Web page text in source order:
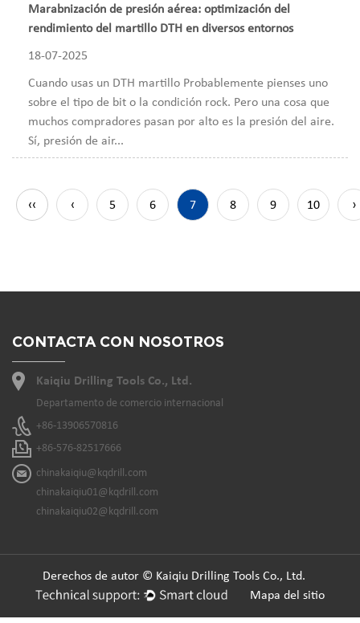
Marabnización de presión aérea: optimización del
rendimiento del martillo DTH en diversos entornos
18-07-2025
Cuando usas un DTH martillo Probablemente pienses uno
sobre el tipo de bit o la condición rock. Pero una cosa que
muchos compradores pasan por alto es la presión del aire.
Sí, presión de air...
‹‹ ‹ 5 6 7 8 9 10 ›
CONTACTA CON NOSOTROS
Kaiqiu Drilling Tools Co., Ltd.
Departamento de comercio internacional
+86-13906570816
+86-576-82517666
chinakaiqiu@kqdrill.com
chinakaiqiu01@kqdrill.com
chinakaiqiu02@kqdrill.com
Derechos de autor © Kaiqiu Drilling Tools Co., Ltd.
Mapa del sitio